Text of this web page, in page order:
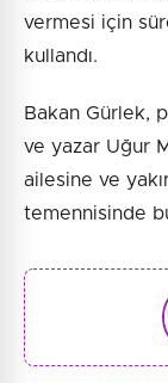
vermesi için
kullandı.
Bakan Gürlek,
ve yazar Uğur
ailesine ve
temennisinde